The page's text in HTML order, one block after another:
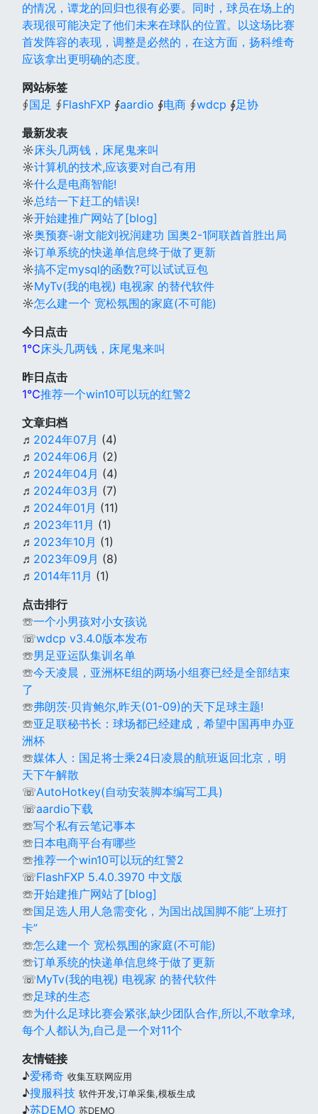
的情况，谭龙的回归也很有必要。同时，球员在场上的
表现很可能决定了他们未来在球队的位置。以这场比赛
首发阵容的表现，调整是必然的，在这方面，扬科维奇
应该拿出更明确的态度。
网站标签
∮国足 ∮FlashFXP ∮aardio ∮电商 ∮wdcp ∮足协
最新发表
☼床头几两钱，床尾鬼来叫
☼计算机的技术,应该要对自己有用
☼什么是电商智能!
☼总结一下赶工的错误!
☼开始建推广网站了[blog]
☼奥预赛-谢文能刘祝润建功 国奥2-1阿联酋首胜出局
☼订单系统的快递单信息终于做了更新
☼搞不定mysql的函数?可以试试豆包
☼MyTv(我的电视) 电视家 的替代软件
☼怎么建一个 宽松氛围的家庭(不可能)
今日点击
1℃床头几两钱，床尾鬼来叫
昨日点击
1℃推荐一个win10可以玩的红警2
文章归档
♬ 2024年07月 (4)
♬ 2024年06月 (2)
♬ 2024年04月 (4)
♬ 2024年03月 (7)
♬ 2024年01月 (11)
♬ 2023年11月 (1)
♬ 2023年10月 (1)
♬ 2023年09月 (8)
♬ 2014年11月 (1)
点击排行
☏一个小男孩对小女孩说
☏wdcp v3.4.0版本发布
☏男足亚运队集训名单
☏今天凌晨，亚洲杯E组的两场小组赛已经是全部结束
了
☏弗朗茨·贝肯鲍尔,昨天(01-09)的天下足球主题!
☏亚足联秘书长：球场都已经建成，希望中国再申办亚
洲杯
☏媒体人：国足将士乘24日凌晨的航班返回北京，明
天下午解散
☏AutoHotkey(自动安装脚本编写工具)
☏aardio下载
☏写个私有云笔记事本
☏日本电商平台有哪些
☏推荐一个win10可以玩的红警2
☏FlashFXP 5.4.0.3970 中文版
☏开始建推广网站了[blog]
☏国足选人用人急需变化，为国出战国脚不能“上班打
卡”
☏怎么建一个 宽松氛围的家庭(不可能)
☏订单系统的快递单信息终于做了更新
☏MyTv(我的电视) 电视家 的替代软件
☏足球的生态
☏为什么足球比赛会紧张,缺少团队合作,所以,不敢拿球,
每个人都认为,自己是一个对11个
友情链接
♪爱稀奇 收集互联网应用
♪搜服科技 软件开发,订单采集,模板生成
♪苏DEMO 苏DEMO